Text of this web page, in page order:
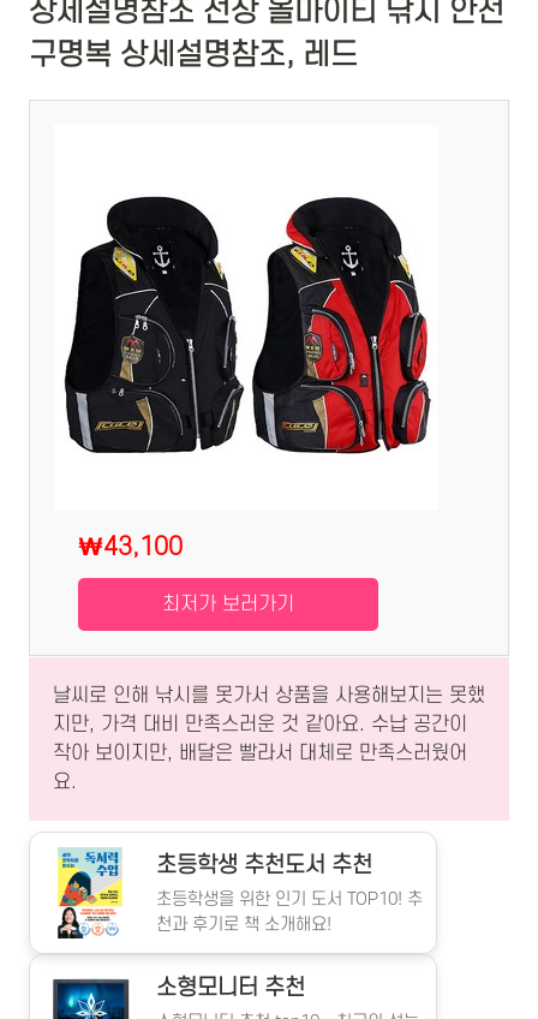
상세설명참조 선상 올마이티 낚시 안전
구명복 상세설명참조, 레드
₩43,100
최저가 보러가기
날씨로 인해 낚시를 못가서 상품을 사용해보지는 못했
지만, 가격 대비 만족스러운 것 같아요. 수납 공간이
작아 보이지만, 배달은 빨라서 대체로 만족스러웠어
요.
초등학생 추천도서 추천
초등학생을 위한 인기 도서 TOP10! 추
천과 후기로 책 소개해요!
소형모니터 추천